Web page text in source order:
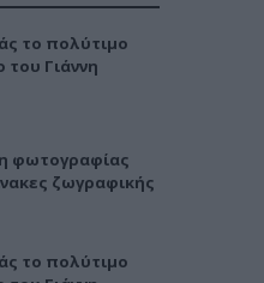
το πολύτιμο
Γιάννη
φωτογραφίας
ζωγραφικής
το πολύτιμο